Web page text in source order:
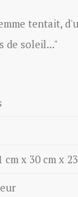
tentait,
de
x 30 cm x